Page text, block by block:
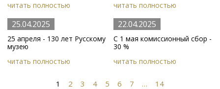
читать полностью
читать полностью
25.04.2025
25 апреля - 130 лет Русскому
музею
читать полностью
22.04.2025
С 1 мая комиссионный сбор -
30 %
читать полностью
1 2 3 4 5 6 7 … 14